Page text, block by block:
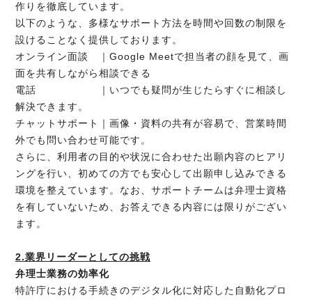
作りを徹底しています。
以下のような、多様なサポート方法を時間や回数の制限を
設けることなく提供しております。
オンライン面談 ｜Google Meetで担当者の顔を見て、画
面を共有しながら相談できる
電話 ｜いつでも疑問が生じたらすぐに相談し
解決できます。
チャットサポート｜画像・資料の共有が容易で、営業時間
外でも問い合わせ可能です。
さらに、利用者の目的や状況に合わせた出願内容のヒアリ
ングを行い、初めての方でも安心して出願申し込みできる
環境を整えています。なお、サポートチームは弁理士資格
を有していないため、お答えできる内容には限りがござい
ます。
2.業界リーダーとしての挑戦
弁理士業務の効率化
特許庁における手続きのデジタル化に対応した自動化プロ